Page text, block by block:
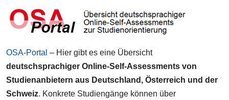
OSA-Portal – Hier gibt es eine Übersicht
deutschsprachiger Online-Self-Assessments von
Studienanbietern aus Deutschland, Österreich und der
Schweiz. Konkrete Studiengänge können über